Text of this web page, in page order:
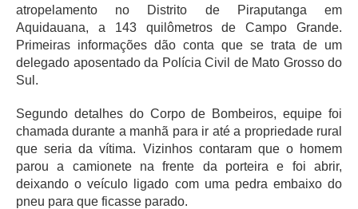
atropelamento no Distrito de Piraputanga em
Aquidauana, a 143 quilômetros de Campo Grande.
Primeiras informações dão conta que se trata de um
delegado aposentado da Polícia Civil de Mato Grosso do
Sul.
Segundo detalhes do Corpo de Bombeiros, equipe foi
chamada durante a manhã para ir até a propriedade rural
que seria da vítima. Vizinhos contaram que o homem
parou a camionete na frente da porteira e foi abrir,
deixando o veículo ligado com uma pedra embaixo do
pneu para que ficasse parado.